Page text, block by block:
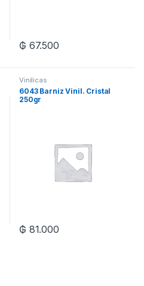
₲ 67.500
Vinilicas
6043 Barniz Vinil. Cristal
250gr
₲ 81.000